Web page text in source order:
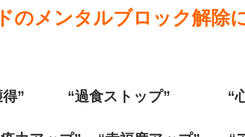
メンタルブロック解除
獲得” “過食ストップ” “心